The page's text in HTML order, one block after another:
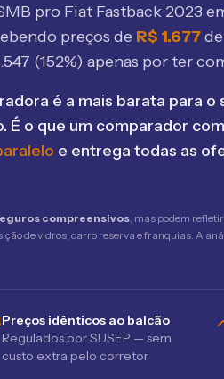
pro Fiat Fastback 2023
preços de R$ 1.677
(152%) apenas por ter
é a mais barata para
É o que um comparador
e entrega todas as
compreensivos, mas podem
de vidros, carro reserva e franquias. A
Preços idênticos ao balcão
Regulados por SUSEP — sem
custo extra pelo corretor